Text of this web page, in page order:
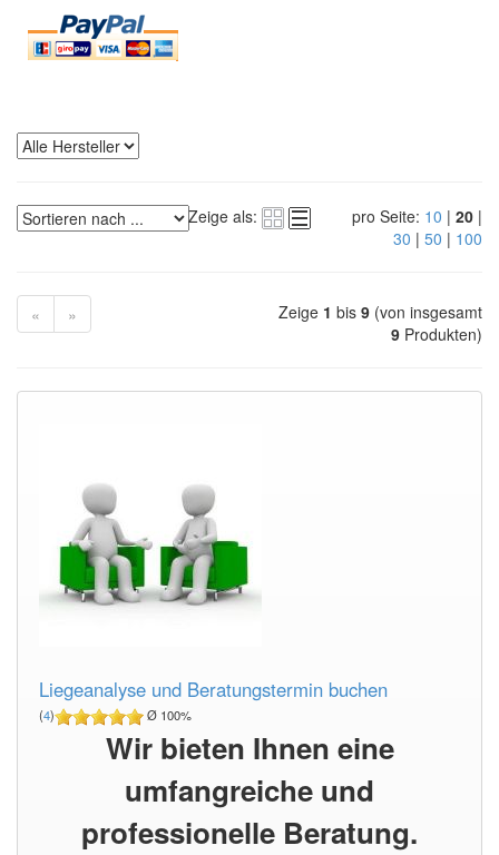
Zeige als: pro Seite: 10 | 20|
30 | 50 | 100
« » Zeige 1 bis 9 (von insgesamt
9 Produkten)
Liegeanalyse und Beratungstermin buchen
(4) Ø 100%
Wir bieten Ihnen eine
umfangreiche und
professionelle Beratung.